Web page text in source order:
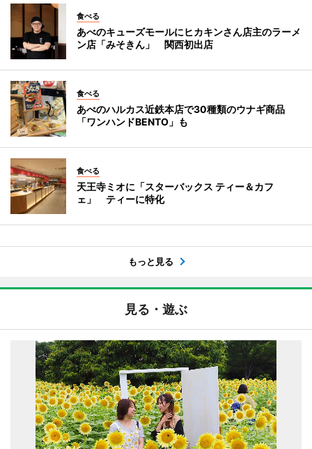
食べる
あべのキューズモールにヒカキンさん店主のラーメ
ン店「みそきん」 関西初出店
食べる
あべのハルカス近鉄本店で30種類のウナギ商品
「ワンハンドBENTO」も
食べる
天王寺ミオに「スターバックス ティー＆カフ
ェ」 ティーに特化
もっと見る
見る・遊ぶ